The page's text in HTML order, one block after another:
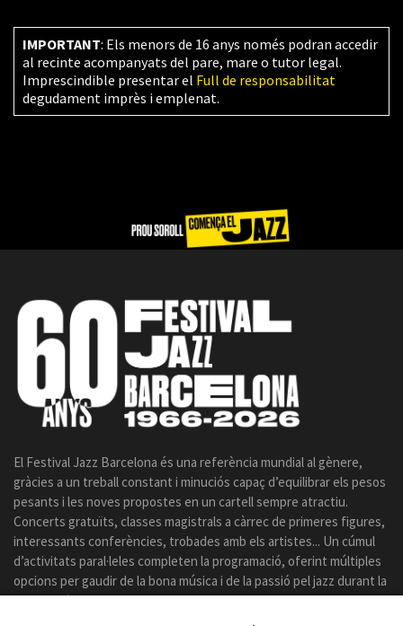
IMPORTANT: Els menors de 16 anys només podran accedir
al recinte acompanyats del pare, mare o tutor legal.
Imprescindible presentar el Full de responsabilitat
degudament imprès i emplenat.
El Festival Jazz Barcelona és una referència mundial al gènere,
gràcies a un treball constant i minuciós capaç d’equilibrar els pesos
pesants i les noves propostes en un cartell sempre atractiu.
Concerts gratuïts, classes magistrals a càrrec de primeres figures,
interessants conferències, trobades amb els artistes... Un cúmul
d’activitats paral·leles completen la programació, oferint múltiples
opcions per gaudir de la bona música i de la passió pel jazz durant la
celebració del certamen.